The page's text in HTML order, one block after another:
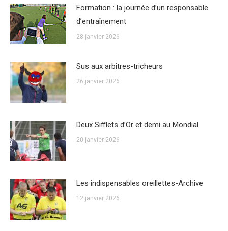
Formation : la journée d’un responsable
d’entraînement
28 janvier 2026
Sus aux arbitres-tricheurs
26 janvier 2026
Deux Sifflets d’Or et demi au Mondial
20 janvier 2026
Les indispensables oreillettes-Archive
12 janvier 2026